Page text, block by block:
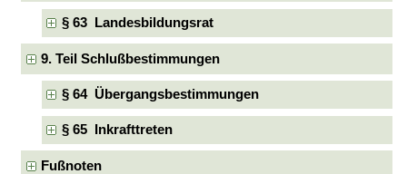
§ 63 Landesbildungsrat
9. Teil Schlußbestimmungen
§ 64 Übergangsbestimmungen
§ 65 Inkrafttreten
Fußnoten